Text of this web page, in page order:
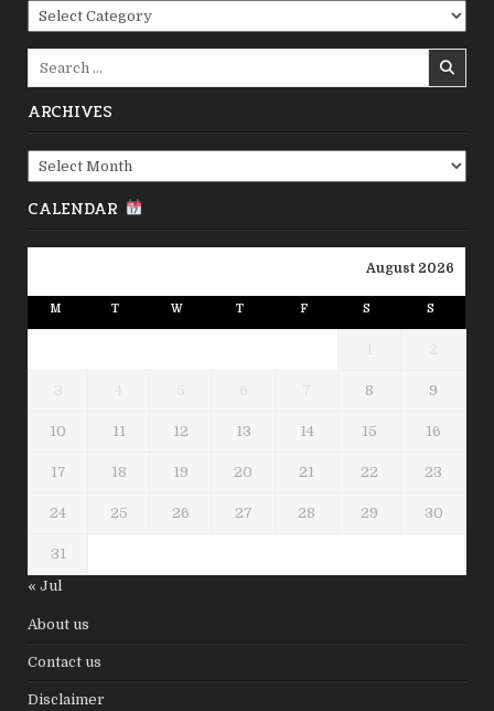
Categories
ARCHIVES
Archives
CALENDAR
August 2026
M T W T F S S
1 2
3 4 5 6 7 8 9
10 11 12 13 14 15 16
17 18 19 20 21 22 23
24 25 26 27 28 29 30
31
« Jul
About us
Contact us
Disclaimer